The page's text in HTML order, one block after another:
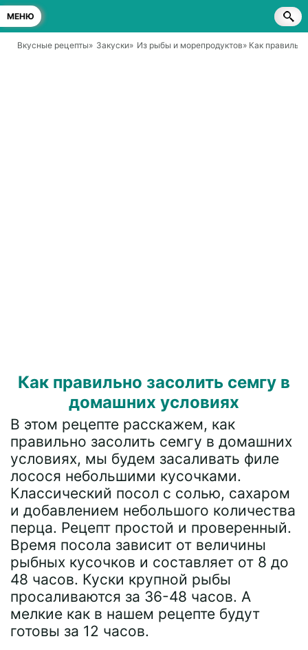
МЕНЮ
Вкусные рецепты» Закуски» Из рыбы и морепродуктов» Как
Как правильно засолить семгу в
домашних условиях
В этом рецепте расскажем, как
правильно засолить семгу в домашних
условиях, мы будем засаливать филе
лосося небольшими кусочками.
Классический посол с солью, сахаром
и добавлением небольшого количества
перца. Рецепт простой и проверенный.
Время посола зависит от величины
рыбных кусочков и составляет от 8 до
48 часов. Куски крупной рыбы
просаливаются за 36-48 часов. А
мелкие как в нашем рецепте будут
готовы за 12 часов.